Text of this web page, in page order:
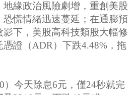
緣政治風險劇增，重創美股
恐慌情緒迅速蔓延；在通膨預
下，美股高科技類股大幅修
證（ADR）下跌4.48%，拖
）今天除息6元，僅24秒就完